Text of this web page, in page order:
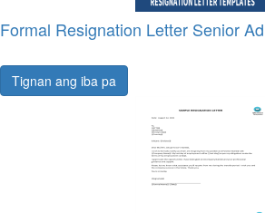
Formal Resignation Letter Senior
Tignan ang iba pa